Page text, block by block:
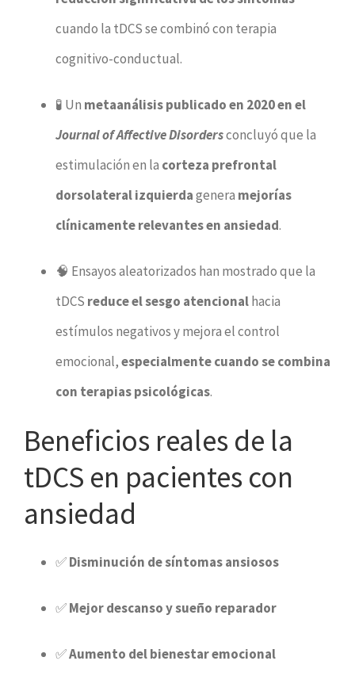
cuando la tDCS se combinó con terapia
cognitivo-conductual.
🧪 Un metaanálisis publicado en 2020 en el
Journal of Affective Disordersconcluyó que la
estimulación en la corteza prefrontal
dorsolateral izquierdagenera mejorías
clínicamente relevantes en ansiedad.
🧠 Ensayos aleatorizados han mostrado que la
tDCS reduce el sesgo atencionalhacia
estímulos negativos y mejora el control
emocional,especialmente cuando se combina
con terapias psicológicas.
Beneficios reales de la
tDCS en pacientes con
ansiedad
✅Disminución de síntomas ansiosos
✅Mejor descanso y sueño reparador
✅Aumento del bienestar emocional